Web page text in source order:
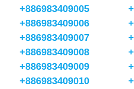
+886983409005
+886983409006
+886983409007
+886983409008
+886983409009
+886983409010